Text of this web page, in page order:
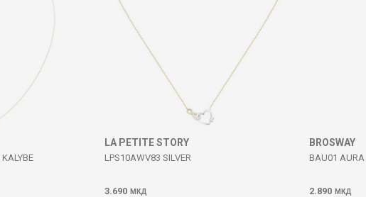
LA PETITE STORY
LPS10AWV83 SILVER
3.690 МКД
BROSWAY
BAU01 AURA
2.890 МКД